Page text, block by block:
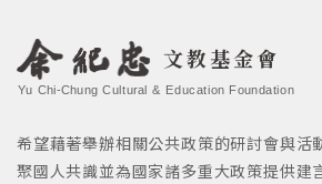
文教基金會
Yu Chi-Chung Cultural & Education Foundation
希望藉著舉辦相關公共政策的研討會與活
聚國人共識並為國家諸多重大政策提供建